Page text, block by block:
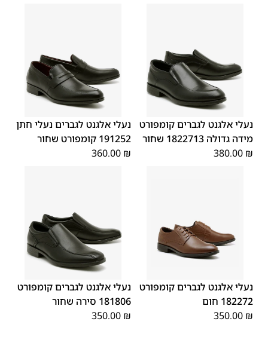
נעלי אלגנט לגברים קומפורט
מידה גדולה 1822713 שחור
380.00 ₪
40
41
42
43
44
נעלי אלגנט לגברים נעלי חתן
191252 קומפורט שחור
360.00 ₪
נעלי אלגנט לגברים קומפורט
182272 חום
350.00 ₪
40
45
41
42
43
נעלי אלגנט לגברים קומפורט
181806 סירה שחור
350.00 ₪